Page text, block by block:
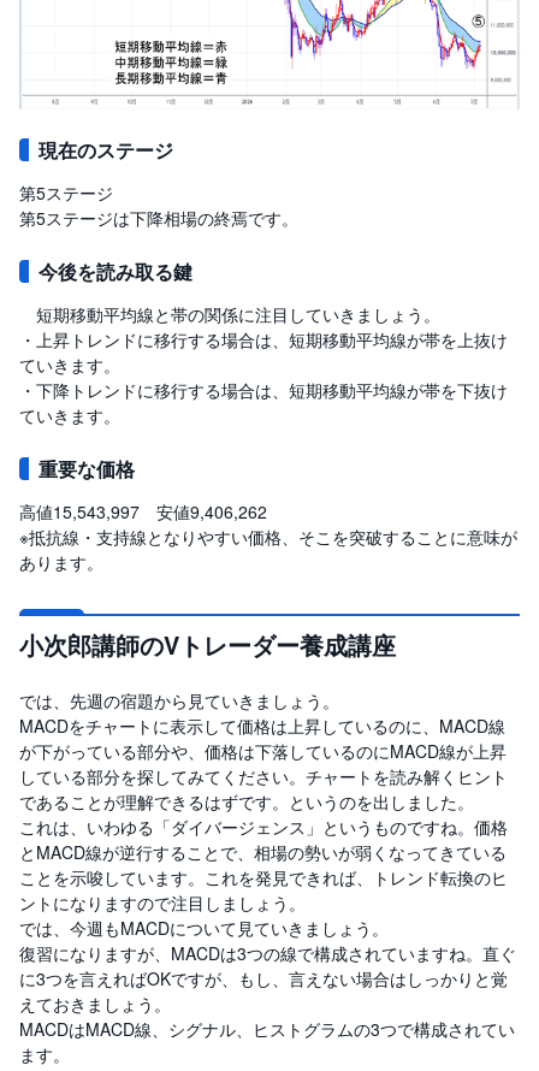
現在のステージ
第5ステージ
第5ステージは下降相場の終焉です。
今後を読み取る鍵
短期移動平均線と帯の関係に注目していきましょう。
・上昇トレンドに移行する場合は、短期移動平均線が帯を上抜け
ていきます。
・下降トレンドに移行する場合は、短期移動平均線が帯を下抜け
ていきます。
重要な価格
高値15,543,997 安値9,406,262
※抵抗線・支持線となりやすい価格、そこを突破することに意味が
あります。
小次郎講師のVトレーダー養成講座
では、先週の宿題から見ていきましょう。
MACDをチャートに表示して価格は上昇しているのに、MACD線
が下がっている部分や、価格は下落しているのにMACD線が上昇
している部分を探してみてください。チャートを読み解くヒント
であることが理解できるはずです。というのを出しました。
これは、いわゆる「ダイバージェンス」というものですね。価格
とMACD線が逆行することで、相場の勢いが弱くなってきている
ことを示唆しています。これを発見できれば、トレンド転換のヒ
ントになりますので注目しましょう。
では、今週もMACDについて見ていきましょう。
復習になりますが、MACDは3つの線で構成されていますね。直ぐ
に3つを言えればOKですが、もし、言えない場合はしっかりと覚
えておきましょう。
MACDはMACD線、シグナル、ヒストグラムの3つで構成されてい
ます。